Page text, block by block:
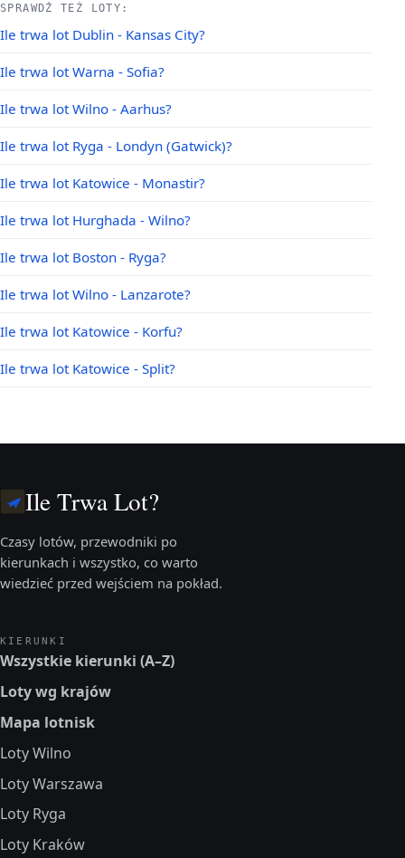
SPRAWDŹ TEŻ LOTY:
Ile trwa lot Dublin - Kansas City?
Ile trwa lot Warna - Sofia?
Ile trwa lot Wilno - Aarhus?
Ile trwa lot Ryga - Londyn (Gatwick)?
Ile trwa lot Katowice - Monastir?
Ile trwa lot Hurghada - Wilno?
Ile trwa lot Boston - Ryga?
Ile trwa lot Wilno - Lanzarote?
Ile trwa lot Katowice - Korfu?
Ile trwa lot Katowice - Split?
Ile Trwa Lot?
Czasy lotów, przewodniki po
kierunkach i wszystko, co warto
wiedzieć przed wejściem na pokład.
KIERUNKI
Wszystkie kierunki (A–Z)
Loty wg krajów
Mapa lotnisk
Loty Wilno
Loty Warszawa
Loty Ryga
Loty Kraków